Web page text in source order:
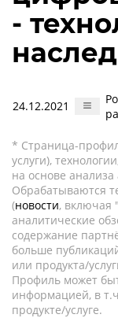
-
24.12.2021
* Страница-
услуги),
на основе
Обрабатываются
(новости, включая
аналитические
содержание
больше
или продукта/
Профиль может
информацией, в
продукте/услуге.